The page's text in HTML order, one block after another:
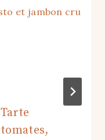
Tarte
tomates,